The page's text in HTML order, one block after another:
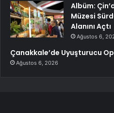
Albüm:
Müzesi
Alanını Açtı
Ağustos 6,
Çanakkale’de Uyuşturucu
Ağustos 6, 2026